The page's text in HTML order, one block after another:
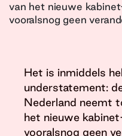
van het nieuwe
vooralsnog geen
Het is inmiddels
understatement:
Nederland neemt
het nieuwe
vooralsnog geen